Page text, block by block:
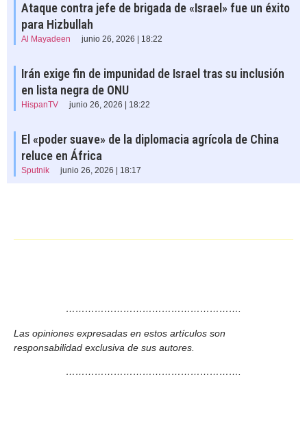
Ataque contra jefe de brigada de «Israel» fue un éxito
para Hizbullah
Al Mayadeen junio 26, 2026 | 18:22
Irán exige fin de impunidad de Israel tras su inclusión
en lista negra de ONU
HispanTV junio 26, 2026 | 18:22
El «poder suave» de la diplomacia agrícola de China
reluce en África
Sputnik junio 26, 2026 | 18:17
……………………………………………….
Las opiniones expresadas en estos artículos son
responsabilidad exclusiva de sus autores.
……………………………………………….